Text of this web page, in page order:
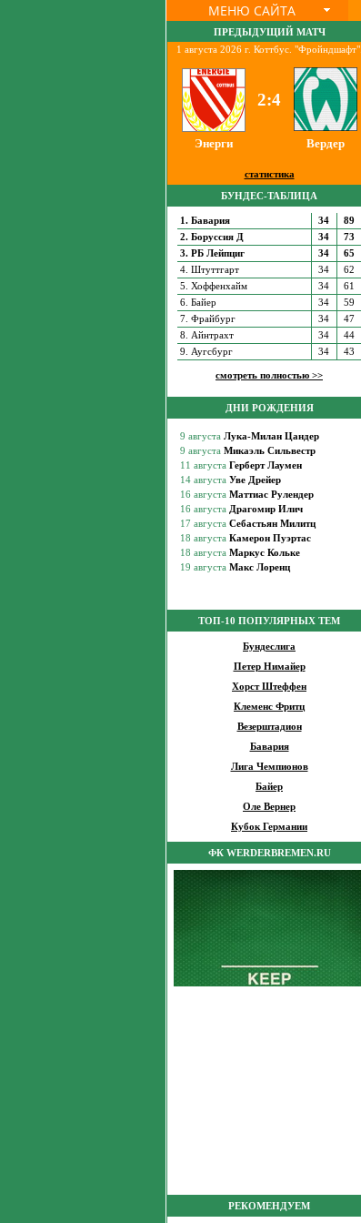
МЕНЮ САЙТА
ПРЕДЫДУЩИЙ МАТЧ
1 августа 2026 г. Коттбус. "Фройндшафт".
2:4
Энерги Вердер
статистика
БУНДЕС-ТАБЛИЦА
1. Бавария 34
89
2. Боруссия Д
34
73
3. РБ Лейпциг
34
65
4. Штуттгарт
34
62
5. Хоффенхайм
34
61
6. Байер
34
59
7. Фрайбург
34
47
8. Айнтрахт
34
44
9. Аугсбург
34 43
смотреть полностью >>
ДНИ РОЖДЕНИЯ
ТОП-10 ПОПУЛЯРНЫХ ТЕМ
Бундеслига
Петер Нимайер
Хорст Штеффен
Клеменс Фритц
Везерштадион
Бавария
Лига Чемпионов
Байер
Оле Вернер
Кубок Германии
ФК WERDERBREMEN.RU
РЕКОМЕНДУЕМ